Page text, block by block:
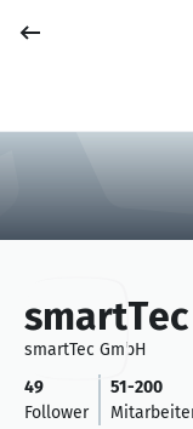
smartTec GmbH
49
Follower
51-200